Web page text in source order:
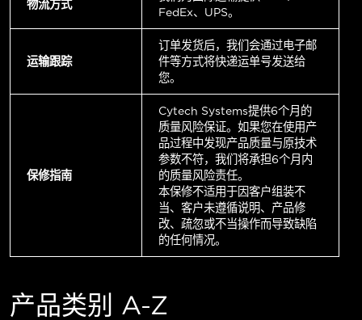
物流方式
FedEx、UPS。
运输跟踪
订单发货后，我们会通过电子邮
件等方式将快递运单号发送给
您。
保修指南
Cytech Systems提供6个月的
质量风险保证。如果您在使用产
品过程中发现产品质量与原技术
参数不符，我们将承担6个月内
的质量风险责任。
本保修不适用于因客户组装不
当、客户未遵循说明、产品修
改、疏忽或不当操作而导致缺陷
的任何情况。
产品类别 A-Z